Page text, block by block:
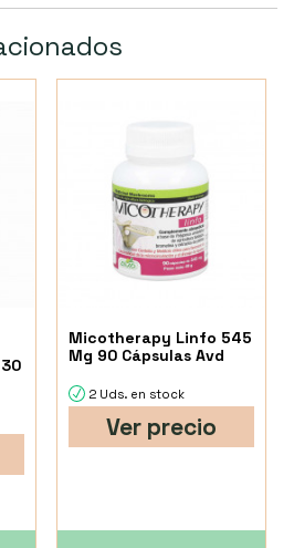
Micotherapy Linfo 545
Mg 90 Cápsulas Avd
2 Uds. en stock
Ver precio